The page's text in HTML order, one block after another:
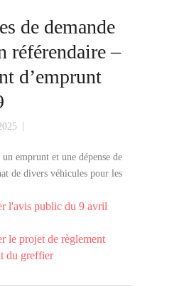
de demande
référendaire –
d’emprunt
emprunt et une dépense de
de divers véhicules pour les
l'avis public du 9 avril
le projet de règlement
du greffier